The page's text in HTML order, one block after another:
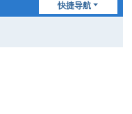
快捷导航